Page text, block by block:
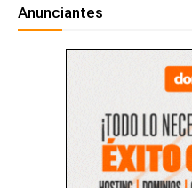
Anunciantes